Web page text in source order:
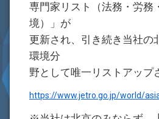
専門家リスト（法務・労務
境）」が
更新され、引き続き当社の
環境分
野として唯一リストアップ
https://www.jetro.go.jp/world/